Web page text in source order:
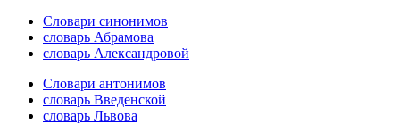
Словари синонимов
словарь Абрамова
словарь Александровой
Словари антонимов
словарь Введенской
словарь Львова